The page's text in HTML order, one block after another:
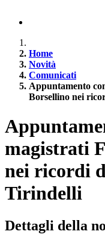
Home
Novità
Comunicati
Appuntamento
Borsellino nei
magistrati
nei ricordi
Tirindelli
Dettagli della